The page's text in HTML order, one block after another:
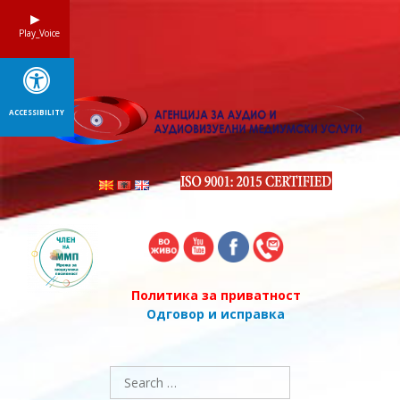
Политика за приватност
Одговор и исправка
Search
for:
Play_Voice
ACCESSIBILITY